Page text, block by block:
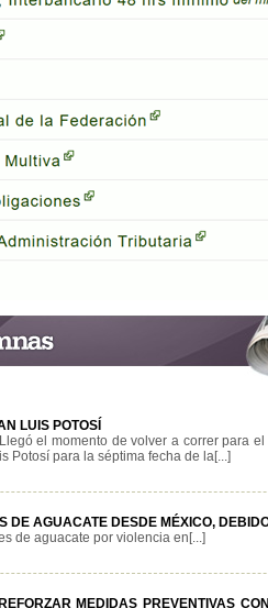
LUIS POTOSÍ
el momento de volver a correr para
Potosí para la séptima fecha de la[...]
DE AGUACATE DESDE MÉXICO,
de aguacate por violencia en[...]
MEDIDAS PREVENTIVAS